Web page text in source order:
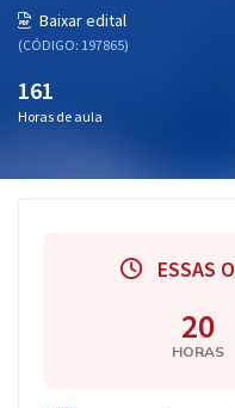
Blog
Aprovados
Baixar edital
(CÓDIGO: 197865)
161
Horas de aula
ESSAS
20
HORAS